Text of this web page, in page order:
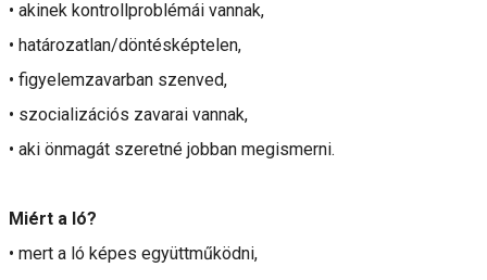
• akinek kontrollproblémái vannak,
• határozatlan/döntésképtelen,
• figyelemzavarban szenved,
• szocializációs zavarai vannak,
• aki önmagát szeretné jobban megismerni.
Miért a ló?
• mert a ló képes együttműködni,